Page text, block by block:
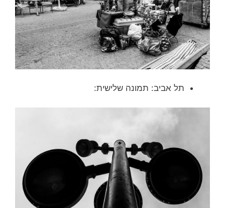
תל אביב: תמונה שלישית: